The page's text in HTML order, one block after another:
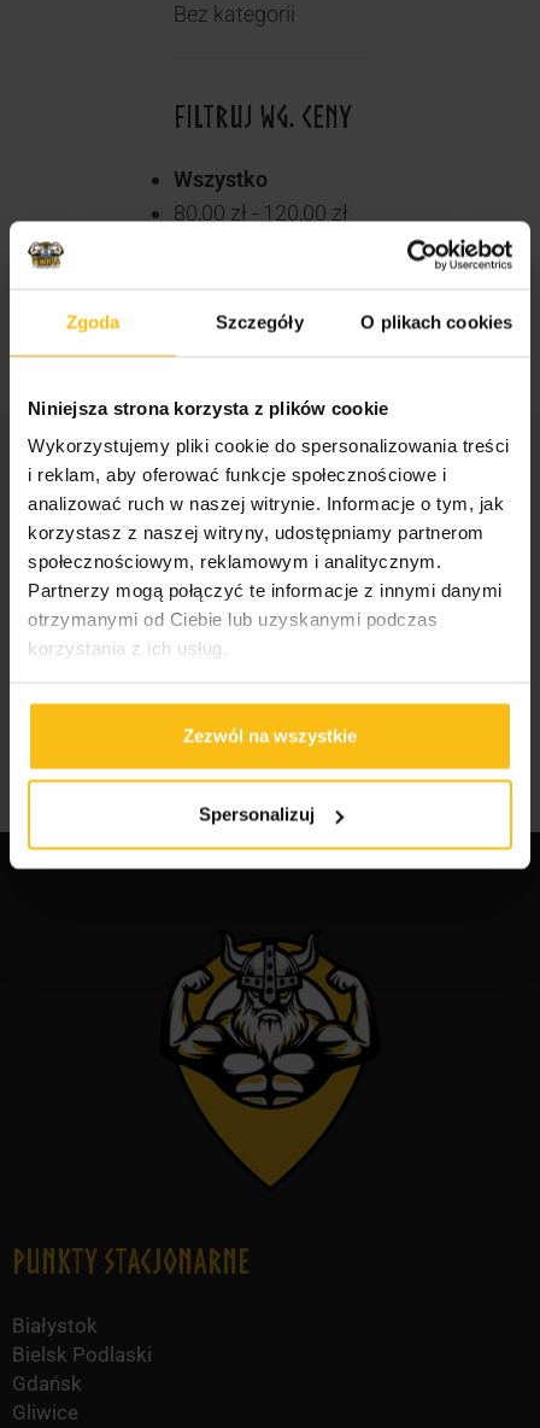
Zgoda Szczegóły O plikach cookies
Niniejsza strona korzysta z plików cookie
Wykorzystujemy pliki cookie do spersonalizowania treści
i reklam, aby oferować funkcje społecznościowe i
analizować ruch w naszej witrynie. Informacje o tym, jak
korzystasz z naszej witryny, udostępniamy partnerom
społecznościowym, reklamowym i analitycznym.
Partnerzy mogą połączyć te informacje z innymi danymi
otrzymanymi od Ciebie lub uzyskanymi podczas
korzystania z ich usług.
Zezwól na wszystkie
Spersonalizuj
Bez kategorii
FILTRUJ WG. CENY
Wszystko
80,00 zł - 120,00 zł
STREFA WIEDZY
Odżywki, witaminy i minerały dla sportowców i
amatorów
Suplementy dla mężczyzn i kobiet
Najlepsze suplementy dla sportowców
Punkty Stacjonarne
Białystok
Bielsk Podlaski
Gdańsk
Gliwice